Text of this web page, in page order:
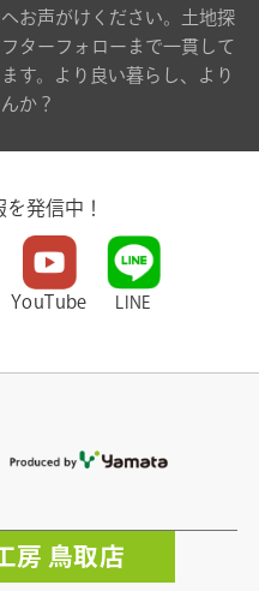
お声がけください。土地探
ターフォローまで一貫して
す。より良い暮らし、より
か？
を発信中！
YouTube LINE
房 鳥取店